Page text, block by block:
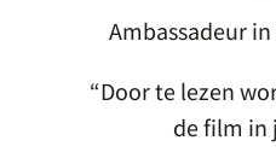
Ambassadeur in
Door te lezen
de film in